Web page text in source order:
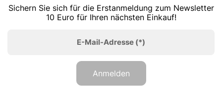
Sichern Sie sich für die Erstanmeldung zum Newsletter
10 Euro für Ihren nächsten Einkauf!
E-Mail-Adresse (*)
Anmelden